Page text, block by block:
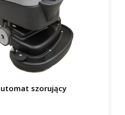
szorujący